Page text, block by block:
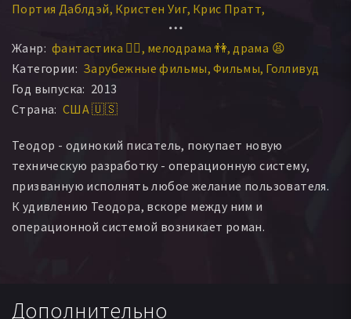
Портия Даблдэй Кристен Уиг Крис Пратт
Лаура Кай Чен
Жанр: фантастика 🧙‍♀️ мелодрама 👫 драма 😫
Категории: Зарубежные фильмы Фильмы Голливуд
Год выпуска: 2013
Страна: США 🇺🇸
Теодор - одинокий писатель, покупает новую
техническую разработку - операционную систему,
призванную исполнять любое желание пользователя.
К удивлению Теодора, вскоре между ним и
операционной системой возникает роман.
Дополнительно